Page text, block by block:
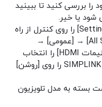
بررسی کنید تا ببینید
شود یا خیر.
روی تلویزیون LG، دکمه [Settings] را روی کنترل از راه
دور فشار دهید و [All Settings] → [عمومی] →
[External Devices] → [تنظیمات HDMI] را انتخاب
کنید، سپس SIMPLINK (HDMI-CEC) را روی [روشن]
بسته به مدل تلویزیون